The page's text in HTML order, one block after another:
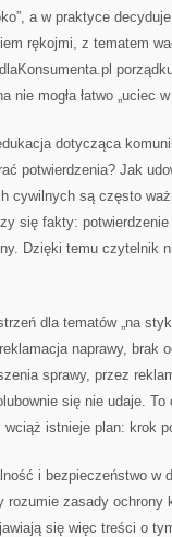
a w praktyce
rękojmi, z tematem
mogła łatwo „uciec w
dotycząca
potwierdzenia? Jak
cywilnych są często
się fakty:
Dzięki temu czytelnik
dla tematów „na
naprawy, brak
sprawy, przez
się nie udaje.
istnieje plan: krok
i bezpieczeństwo w
rozumie zasady ochrony
się więc treści o